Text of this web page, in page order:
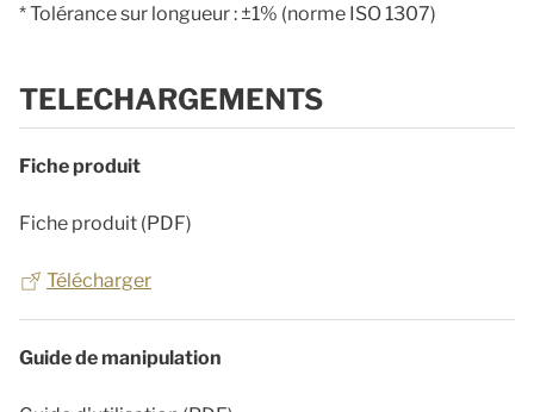
* Tolérance sur longueur : ±1% (norme ISO 1307)
TELECHARGEMENTS
Fiche produit
Fiche produit (PDF)
Télécharger
Guide de manipulation